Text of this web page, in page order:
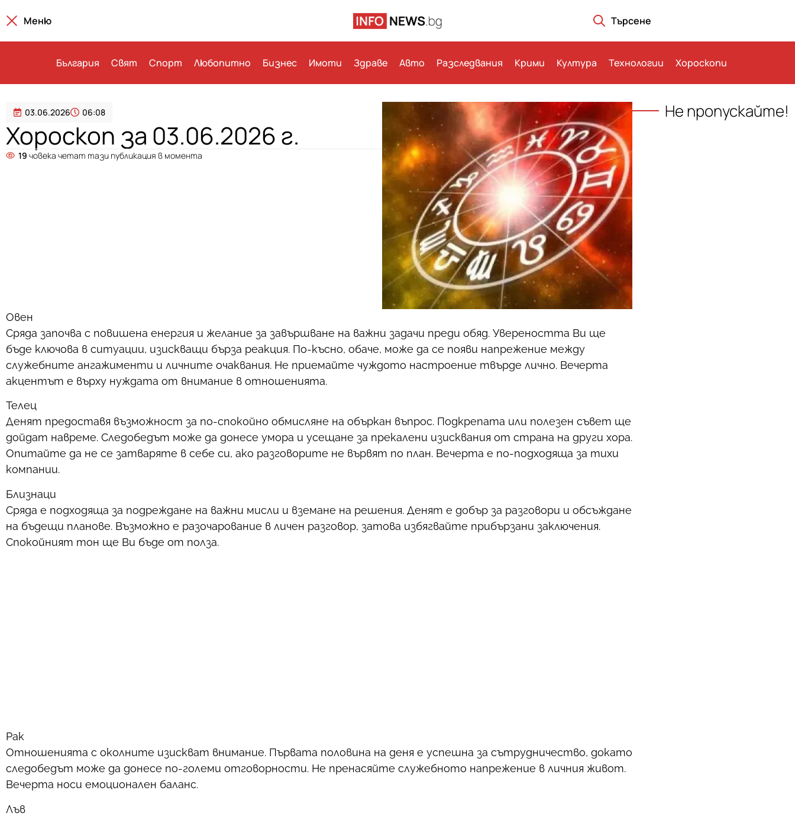
Меню Търсене
България Свят Спорт Любопитно Бизнес Имоти Здраве Авто Разследвания Крими Култура Технологии Хороскопи
03.06.2026 06:08
Хороскоп за 03.06.2026 г.
19 човека четат тази публикация в момента
Овен
Сряда започва с повишена енергия и желание за завършване на важни задачи преди обяд. Увереността Ви ще
бъде ключова в ситуации, изискващи бърза реакция. По-късно, обаче, може да се появи напрежение между
служебните ангажименти и личните очаквания. Не приемайте чуждото настроение твърде лично. Вечерта
акцентът е върху нуждата от внимание в отношенията.
Телец
Денят предоставя възможност за по-спокойно обмисляне на объркан въпрос. Подкрепата или полезен съвет ще
дойдат навреме. Следобедът може да донесе умора и усещане за прекалени изисквания от страна на други хора.
Опитайте да не се затваряте в себе си, ако разговорите не вървят по план. Вечерта е по-подходяща за тихи
компании.
Близнаци
Сряда е подходяща за подреждане на важни мисли и вземане на решения. Денят е добър за разговори и обсъждане
на бъдещи планове. Възможно е разочарование в личен разговор, затова избягвайте прибързани заключения.
Спокойният тон ще Ви бъде от полза.
Рак
Отношенията с околните изискват внимание. Първата половина на деня е успешна за сътрудничество, докато
следобедът може да донесе по-големи отговорности. Не пренасяйте служебното напрежение в личния живот.
Вечерта носи емоционален баланс.
Лъв
Не пропускайте!